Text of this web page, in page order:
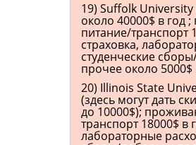
19) Suffolk
около 40000$ в год
питание/транспорт
страховка,
студенческие
прочее около 5000$
20) Illinois State
(здесь могут дать
до 10000$);
транспорт 18000$ в
лабораторные